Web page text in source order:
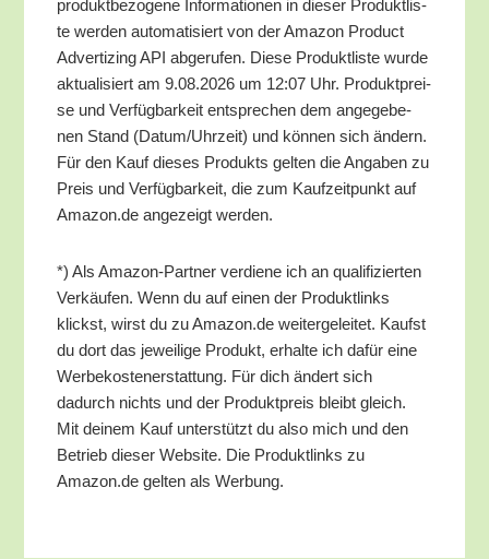
pro­dukt­be­zo­ge­ne Infor­ma­tio­nen in die­ser Pro­dukt­lis­
te wer­den auto­ma­ti­siert von der Ama­zon Pro­duct
Adver­tiz­ing API abge­ru­fen. Die­se Pro­dukt­lis­te wur­de
aktua­li­siert am 9.08.2026 um 12:07 Uhr. Pro­dukt­prei­
se und Ver­füg­bar­keit ent­spre­chen dem ange­ge­be­
nen Stand (Datum/​Uhrzeit) und kön­nen sich ändern.
Für den Kauf die­ses Pro­dukts gel­ten die Anga­ben zu
Preis und Ver­füg­bar­keit, die zum Kauf­zeit­punkt auf
Amazon.de ange­zeigt werden.
*) Als Ama­zon-Part­ner ver­die­ne ich an qua­li­fi­zier­ten
Ver­käu­fen. Wenn du auf einen der Pro­dukt­links
klickst, wirst du zu Amazon.de wei­ter­ge­lei­tet. Kaufst
du dort das jewei­li­ge Pro­dukt, erhal­te ich dafür eine
Wer­be­kos­ten­er­stat­tung. Für dich ändert sich
dadurch nichts und der Pro­dukt­preis bleibt gleich.
Mit dei­nem Kauf unter­stützt du also mich und den
Betrieb die­ser Web­site. Die Pro­dukt­links zu
Amazon.de gel­ten als Werbung.